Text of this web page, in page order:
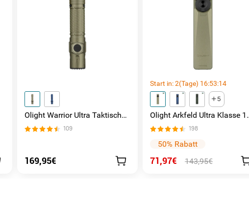
Olight Warrior Ultra Taktische
Taschenlampe
109
169,95€
Start in:2(Tage) 16:53:13
5
Olight Arkfeld Ultra Klasse 1
EDC Taschenlampe mit UV
Licht Laser und Weißlicht
198
50% Rabatt
71,97€ 143,95€